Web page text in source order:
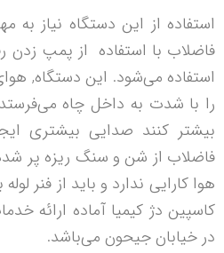
استفاده از این دستگاه نیاز به
فاضلاب با استفاده از پمپ زدن
استفاده می‌شود. این دستگاه,
را با شدت به داخل چاه
بیشتر کنند صدایی بیشتری
فاضلاب از شن و سنگ ریزه پر
هوا کارایی ندارد و باید از فنر
کاسپین دژ کیمیا آماده ارائه
در خیابان جیحون می‌باشد.